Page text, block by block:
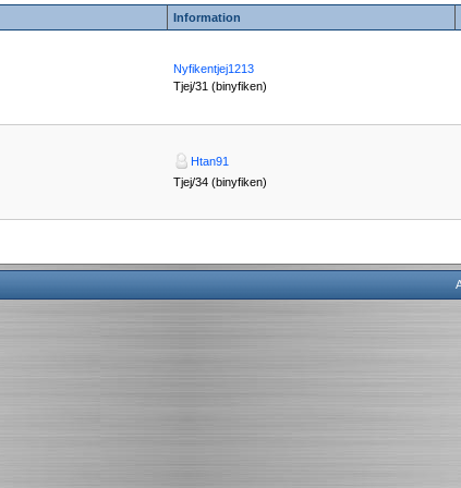
Information
Nyfikentjej1213
Tjej/31 (binyfiken)
Htan91
Tjej/34 (binyfiken)